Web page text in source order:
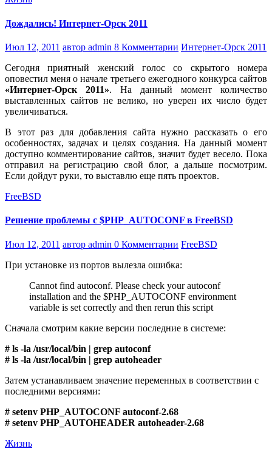
Дождались! Интернет-Орск 2011
Июл 12, 2011 автор admin 8 Комментарии Интернет-Орск 2011
Сегодня приятный женский голос со скрытого номера
оповестил меня о начале третьего ежегодного конкурса сайтов
«Интернет-Орск 2011». На данный момент количество
выставленных сайтов не велико, но уверен их число будет
увеличиваться.
В этот раз для добавления сайта нужно рассказать о его
особенностях, задачах и целях создания. На данный момент
доступно комментирование сайтов, значит будет весело. Пока
отправил на регистрацию свой блог, а дальше посмотрим.
Если дойдут руки, то выставлю еще пять проектов.
FreeBSD
Решение проблемы с $PHP_AUTOCONF в FreeBSD
Июл 12, 2011 автор admin 0 Комментарии FreeBSD
При установке из портов вылезла ошибка:
Cannot find autoconf. Please check your autoconf
installation and the $PHP_AUTOCONF environment
variable is set correctly and then rerun this script
Сначала смотрим какие версии последние в системе:
# ls -la /usr/local/bin | grep autoconf
# ls -la /usr/local/bin | grep autoheader
Затем устанавливаем значение переменных в соответствии с
последними версиями:
# setenv PHP_AUTOCONF autoconf-2.68
# setenv PHP_AUTOHEADER autoheader-2.68
Жизнь